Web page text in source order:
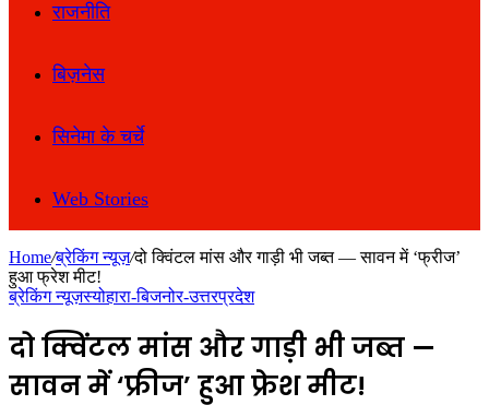
राजनीति
बिज़नेस
सिनेमा के चर्चे
Web Stories
Home/ब्रेकिंग न्यूज़/दो क्विंटल मांस और गाड़ी भी जब्त — सावन में ‘फ्रीज’
हुआ फ्रेश मीट!
ब्रेकिंग न्यूज़स्योहारा-बिजनोर-उत्तरप्रदेश
दो क्विंटल मांस और गाड़ी भी जब्त —
सावन में ‘फ्रीज’ हुआ फ्रेश मीट!